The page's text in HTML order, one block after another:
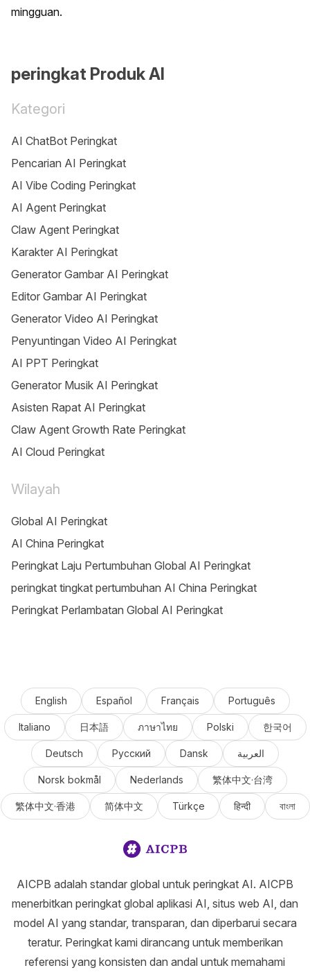
mingguan.
peringkat Produk AI
Kategori
AI ChatBot Peringkat
Pencarian AI Peringkat
AI Vibe Coding Peringkat
AI Agent Peringkat
Claw Agent Peringkat
Karakter AI Peringkat
Generator Gambar AI Peringkat
Editor Gambar AI Peringkat
Generator Video AI Peringkat
Penyuntingan Video AI Peringkat
AI PPT Peringkat
Generator Musik AI Peringkat
Asisten Rapat AI Peringkat
Claw Agent Growth Rate Peringkat
AI Cloud Peringkat
Wilayah
Global AI Peringkat
AI China Peringkat
Peringkat Laju Pertumbuhan Global AI Peringkat
peringkat tingkat pertumbuhan AI China Peringkat
Peringkat Perlambatan Global AI Peringkat
English Español Français Português
Italiano 日本語 ภาษาไทย Polski 한국어
Deutsch Русский Dansk العربية
Norsk bokmål Nederlands 繁体中文·台湾
繁体中文·香港 简体中文 Türkçe हिन्दी বাংলা
AICPB adalah standar global untuk peringkat AI. AICPB
menerbitkan peringkat global aplikasi AI, situs web AI, dan
model AI yang standar, transparan, dan diperbarui secara
teratur. Peringkat kami dirancang untuk memberikan
referensi yang konsisten dan andal untuk memahami